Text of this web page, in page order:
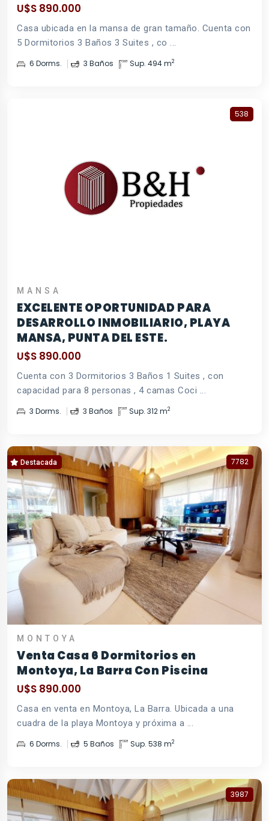
U$S 890.000
Casa ubicada en la mansa de gran tamaño. Cuenta con
5 Dormitorios 3 Baños 3 Suites , co ...
6 Dorms. 3 Baños Sup. 494 m2
538
MANSA
EXCELENTE OPORTUNIDAD PARA
DESARROLLO INMOBILIARIO, PLAYA
MANSA, PUNTA DEL ESTE.
U$S 890.000
Cuenta con 3 Dormitorios 3 Baños 1 Suites , con
capacidad para 8 personas , 4 camas Coci ...
3 Dorms. 3 Baños Sup. 312 m2
Destacada 7782
MONTOYA
Venta Casa 6 Dormitorios en
Montoya, La Barra Con Piscina
U$S 890.000
Casa en venta en Montoya, La Barra. Ubicada a una
cuadra de la playa Montoya y próxima a ...
6 Dorms. 5 Baños Sup. 538 m2
3987